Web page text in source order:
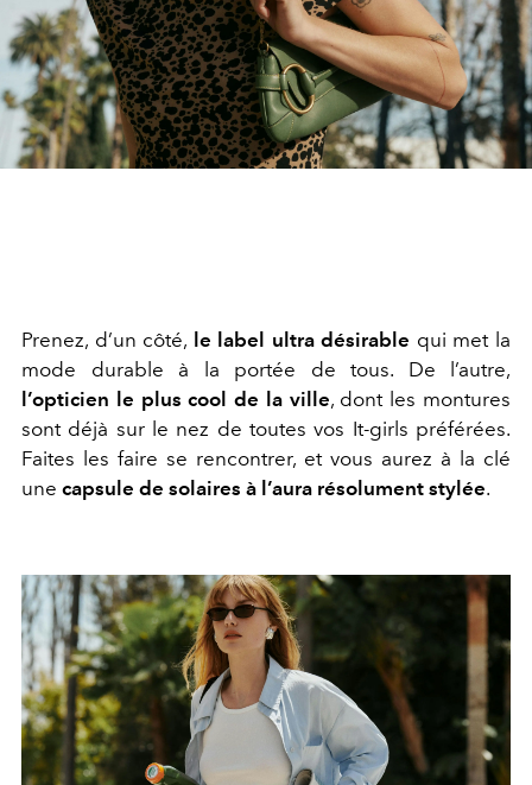
Prenez, d’un côté, le label ultra désirable qui met la
mode durable à la portée de tous. De l’autre,
l’opticien le plus cool de la ville, dont les montures
sont déjà sur le nez de toutes vos It-girls préférées.
Faites les faire se rencontrer, et vous aurez à la clé
une capsule de solaires à l’aura résolument stylée.